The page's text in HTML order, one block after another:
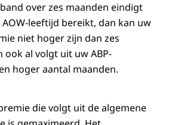
over zes maanden eindigt
leeftijd bereikt, dan kan uw
niet hoger zijn dan zes
ook al volgt uit uw ABP-
hoger aantal maanden.
die volgt uit de algemene